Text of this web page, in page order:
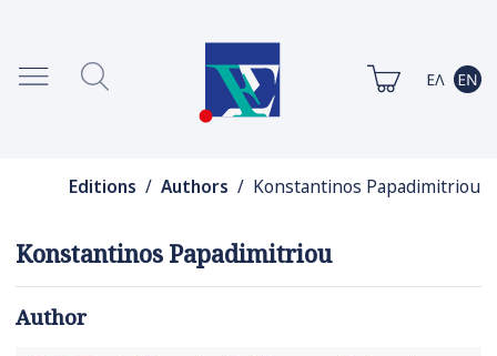
Editions / Authors / Konstantinos Papadimitriou
Konstantinos Papadimitriou
Author